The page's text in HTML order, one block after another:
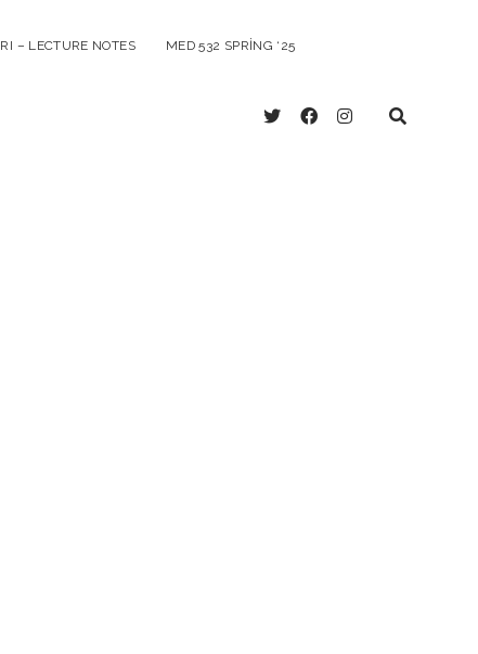
– LECTURE NOTES MED 532 SPRING ‘25
twitterfacebook
instagram